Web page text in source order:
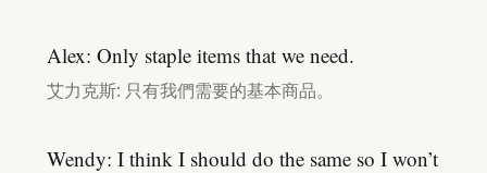
Alex: Only staple items that we need.
艾力克斯: 只有我們需要的基本商品。
Wendy: I think I should do the same so I won’t